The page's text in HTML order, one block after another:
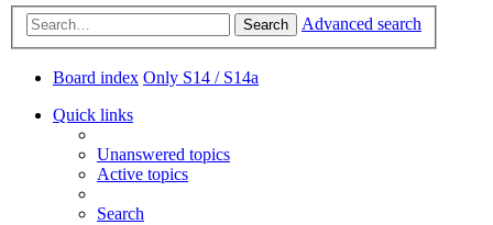
Search Advanced search
Board index Only S14 / S14a
Quick links
Unanswered topics
Active topics
Search